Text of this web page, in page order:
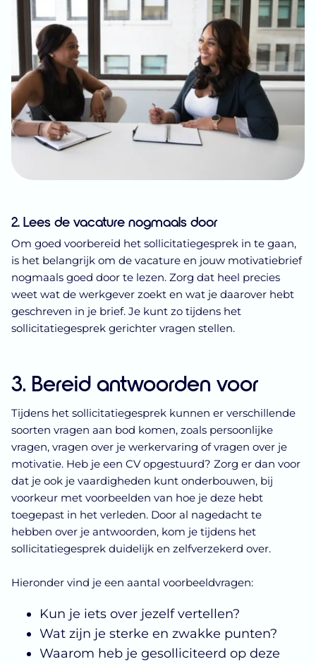
2. Lees de vacature nogmaals door
Om goed voorbereid het sollicitatiegesprek in te gaan,
is het belangrijk om de vacature en jouw motivatiebrief
nogmaals goed door te lezen. Zorg dat heel precies
weet wat de werkgever zoekt en wat je daarover hebt
geschreven in je brief. Je kunt zo tijdens het
sollicitatiegesprek gerichter vragen stellen.
3. Bereid antwoorden voor
Tijdens het sollicitatiegesprek kunnen er verschillende
soorten vragen aan bod komen, zoals persoonlijke
vragen, vragen over je werkervaring of vragen over je
motivatie. Heb je een CV opgestuurd? Zorg er dan voor
dat je ook je vaardigheden kunt onderbouwen, bij
voorkeur met voorbeelden van hoe je deze hebt
toegepast in het verleden. Door al nagedacht te
hebben over je antwoorden, kom je tijdens het
sollicitatiegesprek duidelijk en zelfverzekerd over.
Hieronder vind je een aantal voorbeeldvragen:
Kun je iets over jezelf vertellen?
Wat zijn je sterke en zwakke punten?
Waarom heb je gesolliciteerd op deze